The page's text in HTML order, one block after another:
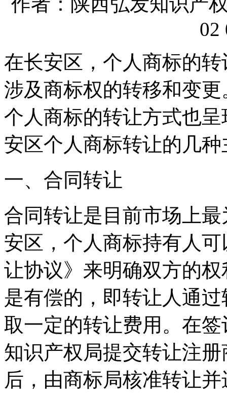
02
在长安区，个人商标的
涉及商标权的转移和变
个人商标的转让方式也
安区个人商标转让的几
一、合同转让
合同转让是目前市场上
安区，个人商标持有人
让协议》来明确双方的
是有偿的，即转让人通过
取一定的转让费用。在
知识产权局提交转让注
后，由商标局核准转让